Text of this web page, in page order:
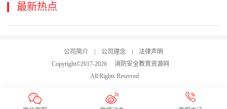
最新热点
公司简介 | 公司理念 |
法律声明
Copyright©2017-2026
消防安全教育资源网
.All Rights Reserved